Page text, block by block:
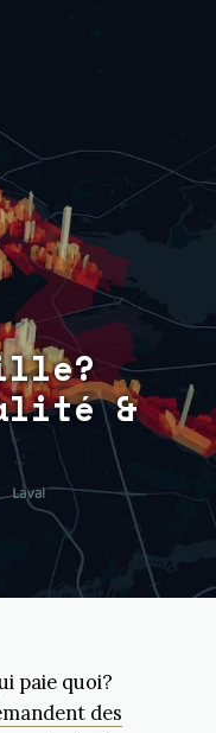
&
paie quoi?
des